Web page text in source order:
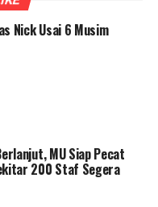
Nick Usai 6 Musim
MU Siap Pecat
200 Staf Segera